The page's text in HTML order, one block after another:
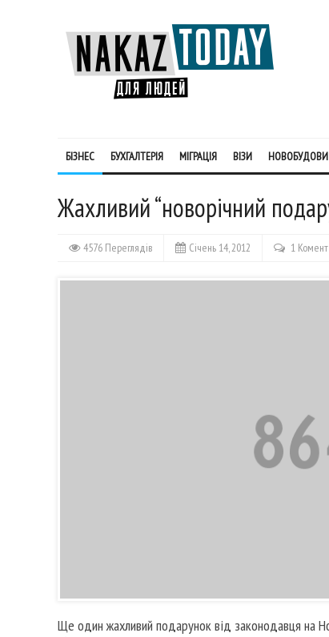
БІЗНЕС БУХГАЛТЕРІЯ МІГРАЦІЯ ВІЗИ НОВОБУДОВИ
Жахливий “новорічний
4576 Переглядів Січень 14, 2012 1 Комент
Ще один жахливий подарунок від законодавця на